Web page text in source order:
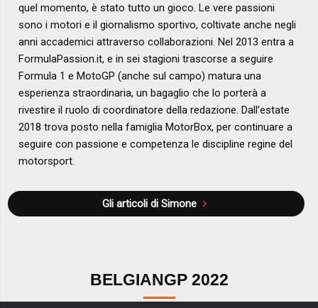
quel momento, è stato tutto un gioco. Le vere passioni
sono i motori e il giornalismo sportivo, coltivate anche negli
anni accademici attraverso collaborazioni. Nel 2013 entra a
FormulaPassion.it, e in sei stagioni trascorse a seguire
Formula 1 e MotoGP (anche sul campo) matura una
esperienza straordinaria, un bagaglio che lo porterà a
rivestire il ruolo di coordinatore della redazione. Dall’estate
2018 trova posto nella famiglia MotorBox, per continuare a
seguire con passione e competenza le discipline regine del
motorsport.
Gli articoli di Simone
BELGIANGP 2022